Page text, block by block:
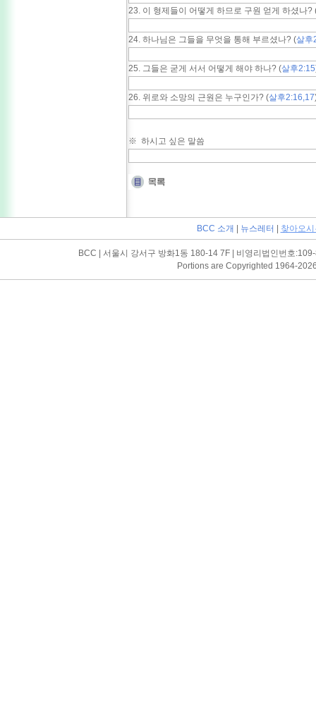
23. 이 형제들이 어떻게 하므로 구원 얻게 하셨나?
24. 하나님은 그들을 무엇을 통해 부르셨나? (살후
25. 그들은 굳게 서서 어떻게 해야 하나? (살후2:15
26. 위로와 소망의 근원은 누구인가? (살후2:16,17
※ 하시고 싶은 말씀
BCC 소개 뉴스레터 찾아오
BCC | 서울시 강서구 방화1동 180-14 7F | 비영리법인번호
Portions are Copyrighted 1964-